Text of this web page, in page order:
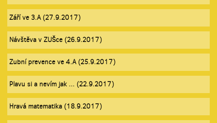
Září ve 3.A (27.9.2017)
Návštěva v ZUŠce (26.9.2017)
Zubní prevence ve 4.A (25.9.2017)
Plavu si a nevím jak ... (22.9.2017)
Hravá matematika (18.9.2017)